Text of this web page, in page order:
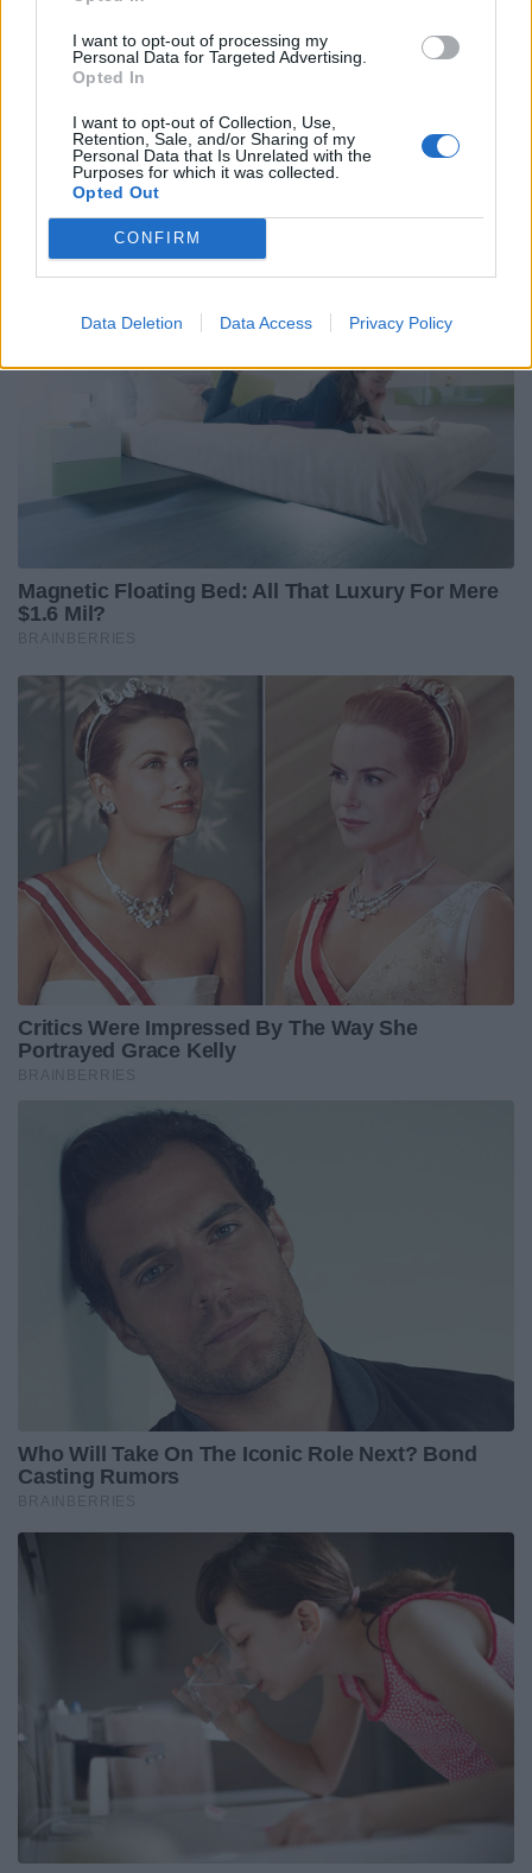
I want to opt-out of processing my
Personal Data for Targeted Advertising.
Opted In
I want to opt-out of Collection, Use,
Retention, Sale, and/or Sharing of my
Personal Data that Is Unrelated with the
Purposes for which it was collected.
Opted Out
CONFIRM
Data Deletion Data Access Privacy Policy